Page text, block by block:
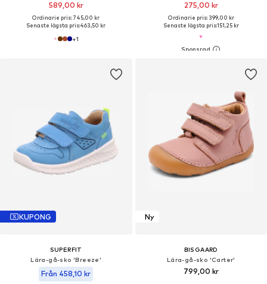
589,00 kr
Ordinarie pris: 745,00 kr
Senaste lägsta pris:463,50 kr
+1
275,00 kr
Ordinarie pris: 399,00 kr
Senaste lägsta pris:151,25 kr
KUPONG
SUPERFIT
Lära-gå-sko 'Breeze'
Från 458,10 kr
Ny
BISGAARD
Lära-gå-sko 'Carter'
799,00 kr